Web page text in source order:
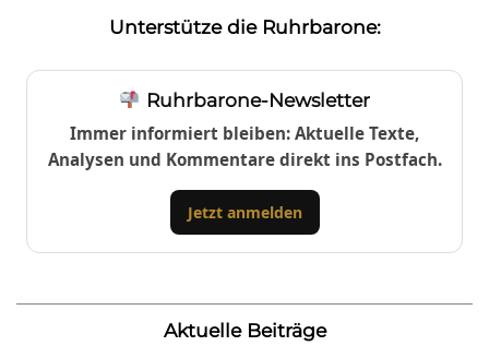
Unterstütze die Ruhrbarone:
Ruhrbarone-Newsletter
Immer informiert bleiben: Aktuelle Texte,
Analysen und Kommentare direkt ins Postfach.
Jetzt anmelden
Aktuelle Beiträge